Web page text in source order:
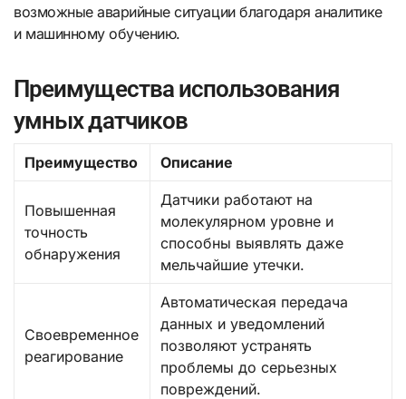
возможные аварийные ситуации благодаря аналитике
и машинному обучению.
Преимущества использования
умных датчиков
Преимущество Описание
Повышенная
точность
обнаружения
Датчики работают на
молекулярном уровне и
способны выявлять даже
мельчайшие утечки.
Своевременное
реагирование
Автоматическая передача
данных и уведомлений
позволяют устранять
проблемы до серьезных
повреждений.